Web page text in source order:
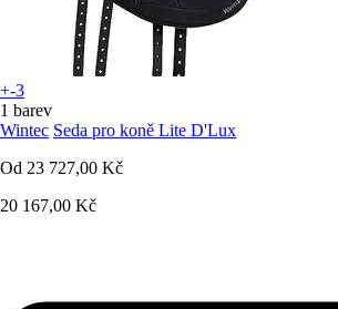
+-3
1 barev
Wintec Seda pro koně Lite D'Lux
Od 23 727,00 Kč
20 167,00 Kč